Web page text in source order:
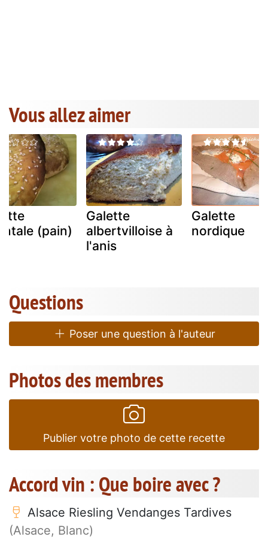
Vous allez aimer
(pain)
Galette
albertvilloise à
l'anis
Galette
nordique
Questions
Poser une question à l'auteur
Photos des membres
Publier votre photo de cette recette
Accord vin : Que boire avec ?
Alsace Riesling Vendanges Tardives
(Alsace, Blanc)